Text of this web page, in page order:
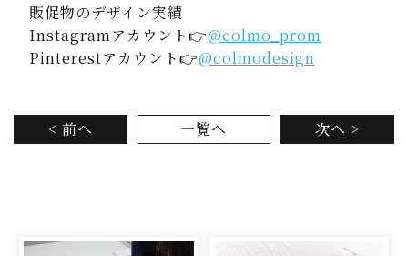
販促物のデザイン実績
Instagramアカウント👉@colmo_prom
Pinterestアカウント👉@colmodesign
< 前へ 一覧へ 次へ >